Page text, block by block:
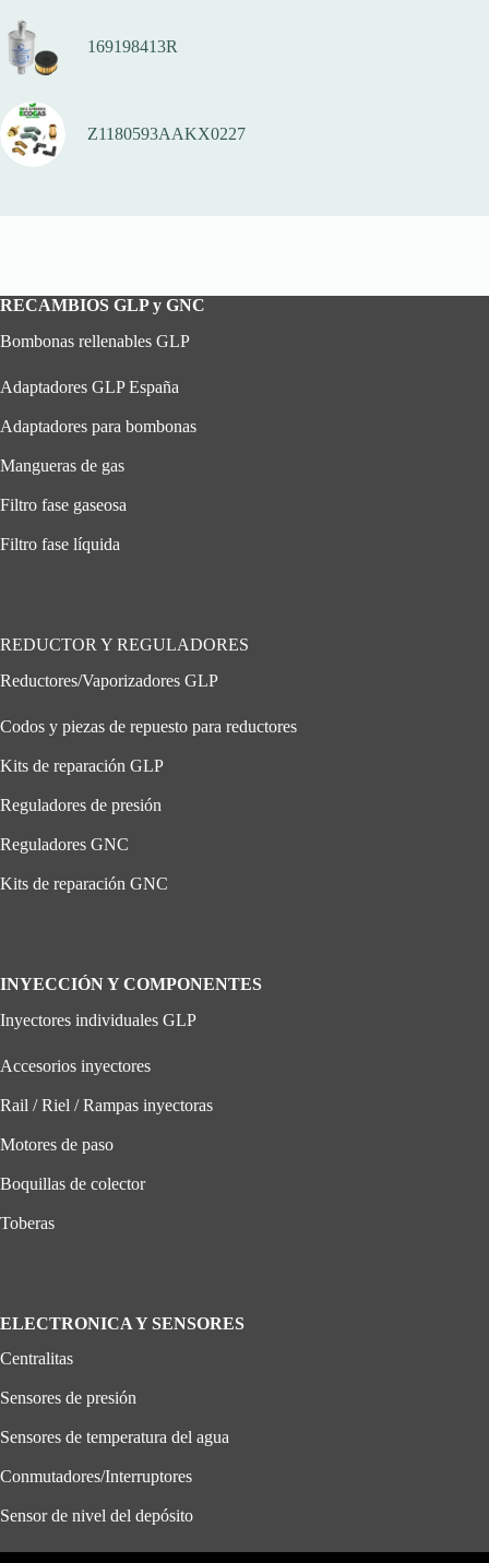
169198413R
Z1180593AAKX0227
RECAMBIOS GLP y GNC
Bombonas rellenables GLP
Adaptadores GLP España
Adaptadores para bombonas
Mangueras de gas
Filtro fase gaseosa
Filtro fase líquida
REDUCTOR Y REGULADORES
Reductores/Vaporizadores GLP
Codos y piezas de repuesto para reductores
Kits de reparación GLP
Reguladores de presión
Reguladores GNC
Kits de reparación GNC
INYECCIÓN Y COMPONENTES
Inyectores individuales GLP
Accesorios inyectores
Rail / Riel / Rampas inyectoras
Motores de paso
Boquillas de colector
Toberas
ELECTRONICA Y SENSORES
Centralitas
Sensores de presión
Sensores de temperatura del agua
Conmutadores/Interruptores
Sensor de nivel del depósito